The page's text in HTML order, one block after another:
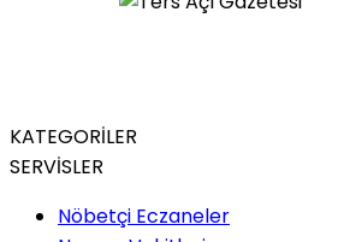
KATEGORİLER
SERVİSLER
Nöbetçi Eczaneler